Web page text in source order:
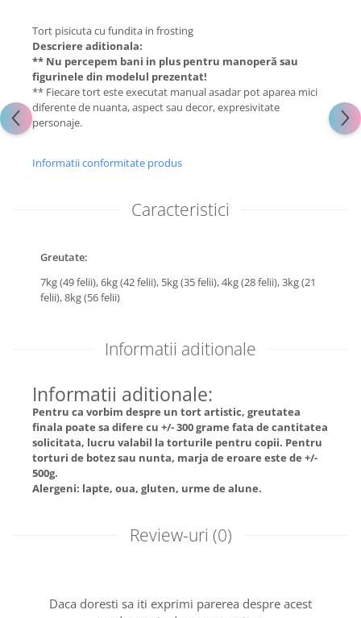
Tort pisicuta cu fundita in frosting
Descriere aditionala:
** Nu percepem bani in plus pentru manoperă sau
figurinele din modelul prezentat!
** Fiecare tort este executat manual asadar pot aparea mici
diferente de nuanta, aspect sau decor, expresivitate
personaje.
Informatii conformitate produs
Caracteristici
Greutate:
7kg (49 felii),6kg (42 felii), 5kg (35 felii),4kg (28 felii),3kg (21
felii),8kg (56 felii)
Informatii aditionale
Informatii aditionale:
Pentru ca vorbim despre un tort artistic, greutatea
finala poate sa difere cu +/- 300 grame fata de cantitatea
solicitata, lucru valabil la torturile pentru copii. Pentru
torturi de botez sau nunta, marja de eroare este de +/-
500g.
Alergeni: lapte, oua, gluten, urme de alune.
Review-uri (0)
Daca doresti sa iti exprimi parerea despre acest